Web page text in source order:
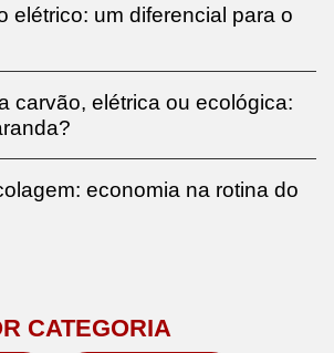
elétrico: um diferencial para o
carvão, elétrica ou ecológica:
economia na rotina do
CATEGORIA